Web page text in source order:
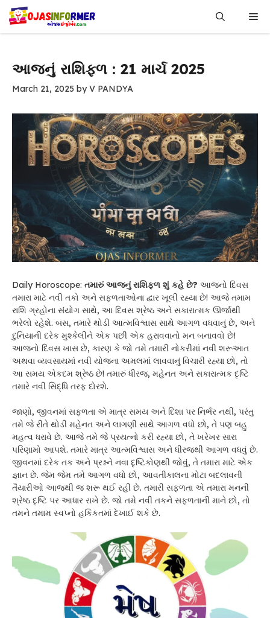
Skip
content
આજનું રાશિફળ : 21 માર્ચ 2025
March 21, 2025 byV PANDYA
Daily Horoscope: તમારું આજનું રાશિફળ શું કહે છે? આજનો દિવસ
તમારા માટે નવી તકો અને સફળતાઓના દ્વાર ખૂલી રહ્યા છે! આજે તમામ
રાશિ ગ્રહોના સંયોગ સાથે, આ દિવસ શ્રેષ્ઠ અને સકારાત્મક ઊર્જાથી
ભરેલો રહેશે. બસ, તમારે થોડી આત્મવિશ્વાસ સાથે આગળ વધવાનું છે, અને
દુનિયાની દરેક મુશ્કેલીને એક પછી એક હરાવવાનો મન બનાવવો છે!
આજનો દિવસ ખાસ છે, કારણ કે જો તમે તમારી નોકરીમાં નવી શરૂઆત
અથવા વ્યવસાયમાં નવી યોજના અમલમાં લાવવાનું વિચારી રહ્યા છો, તો
આ સમય એકદમ શ્રેષ્ઠ છે! તમારું ધીરજ, મહેનત અને સકારાત્મક દૃષ્ટિ
તમારે નવી સિદ્ધિ તરફ દોરશે.
જાણો, જીવનમાં સફળતા એ માત્ર સમય અને દિશા પર નિર્ભર નથી, પરંતુ
તમે જે રીતે થોડી મહેનત અને લાગણી સાથે આગળ વધો છો, તે પણ બહુ
મહત્વ ધરાવે છે. આજે તમે જે પ્રયત્નો કરી રહ્યા છો, તે ખરેખર સારા
પરિણામો આપશે. તમારે માત્ર આત્મવિશ્વાસ અને ધીરજથી આગળ વધવું છે.
જીવનમાં દરેક તક અને પ્રશ્નને નવા દૃષ્ટિકોણથી જોવું, તે તમારા માટે એક
જ્ઞાન છે. જેમ જેમ તમે આગળ વધો છો, આવતીકાલના મોટા બદલાવની
તૈયારીઓ આજથી જ શરૂ થઈ રહી છે. તમારી સફળતા એ તમારા મનની
શ્રેષ્ઠ દૃષ્ટિ પર આધાર રાખે છે. જો તમે નવી તકને સફળતાની માને છો, તો
તમને તમામ સ્વપ્નો હકિકતમાં દેખાઈ શકે છે.